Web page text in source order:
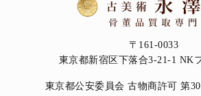
〒161-0033
東京都新宿区下落合3-21-1 NK
東京都公安委員会 古物商許可 第